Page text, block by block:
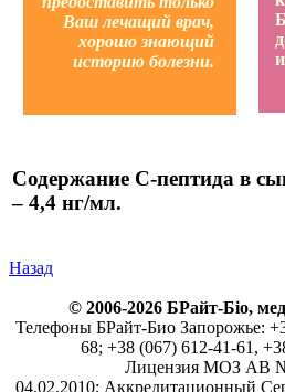
Ваш лечащий врач,
хорошо знающий
историю болезни.
Содержание С-пептида в
– 4,4 нг/мл.
Назад
© 2006-2026 БРайт-Біо,
Телефоны БРайт-Био Запорожье:
68; +38 (067) 612-41-61,
Лицензия МОЗ АВ №
04.02.2010; Аккредитационный